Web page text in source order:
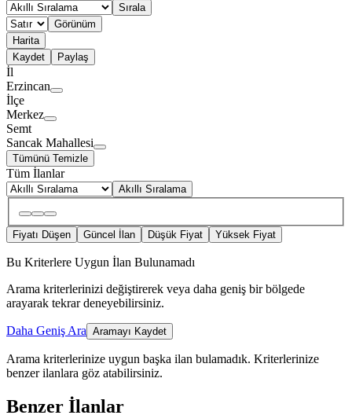
Sırala
Görünüm
Harita
Kaydet
Paylaş
İl
Erzincan
İlçe
Merkez
Semt
Sancak Mahallesi
Tümünü Temizle
Tüm İlanlar
Akıllı Sıralama
Fiyatı Düşen Güncel İlan Düşük Fiyat Yüksek Fiyat
Bu Kriterlere Uygun İlan Bulunamadı
Arama kriterlerinizi değiştirerek veya daha geniş bir bölgede
arayarak tekrar deneyebilirsiniz.
Daha Geniş Ara Aramayı Kaydet
Arama kriterlerinize uygun başka ilan bulamadık. Kriterlerinize
benzer ilanlara göz atabilirsiniz.
Benzer İlanlar